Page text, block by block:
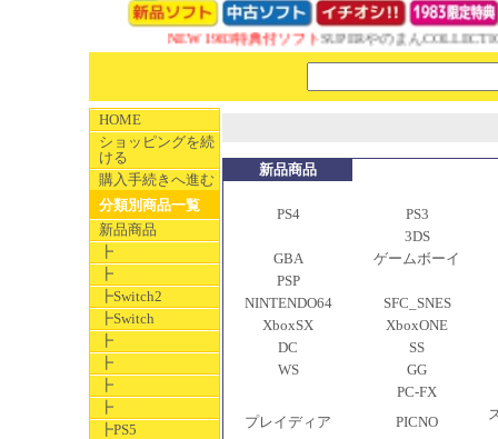
NEW 1983特典付ソフトSUPERやのまんCOLLECTION
HOME
ショッピングを続
ける
購入手続きへ進む
分類別商品一覧
新品商品
┣
┣
┣Switch2
┣Switch
┣
┣
┣
┣
┣PS5
新品商品
PS4
PS3
3DS
GBA
ゲームボーイ
PSP
NINTENDO64
SFC_SNES
XboxSX
XboxONE
DC
SS
WS
GG
PC-FX
プレイディア
PICNO